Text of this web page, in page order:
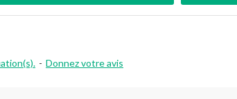
- Donnez votre avis